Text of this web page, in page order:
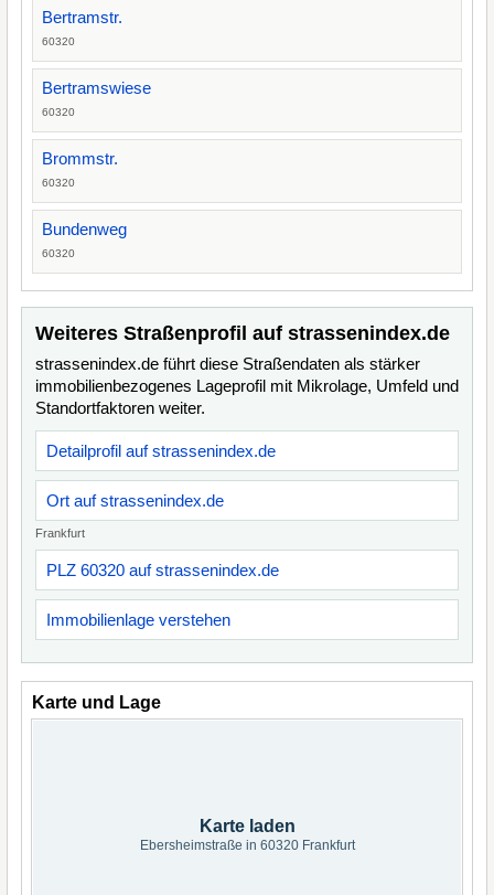
Bertramstr.
60320
Bertramswiese
60320
Brommstr.
60320
Bundenweg
60320
Weiteres Straßenprofil auf strassenindex.de
strassenindex.de führt diese Straßendaten als stärker
immobilienbezogenes Lageprofil mit Mikrolage, Umfeld und
Standortfaktoren weiter.
Detailprofil auf strassenindex.de
Ort auf strassenindex.de
Frankfurt
PLZ 60320 auf strassenindex.de
Immobilienlage verstehen
Karte und Lage
Karte laden
Ebersheimstraße in 60320 Frankfurt